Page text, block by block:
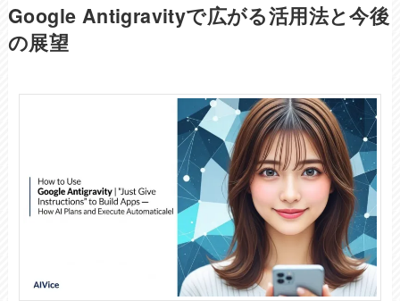
Google Antigravityで広がる活用法と今後
の展望